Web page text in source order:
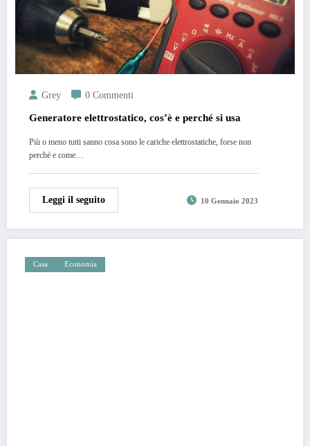
Grey 0 Commenti
Generatore elettrostatico, cos’è e perché si usa
Più o meno tutti sanno cosa sono le cariche elettrostatiche, forse non
perché e come…
Leggi il seguito 10 Gennaio 2023
Casa Economia